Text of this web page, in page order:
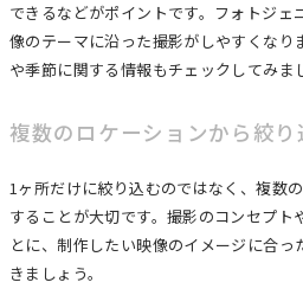
できるなどがポイントです。フォトジェ
像のテーマに沿った撮影がしやすくなり
や季節に関する情報もチェックしてみま
複数のロケーションから絞り
1ヶ所だけに絞り込むのではなく、複数
することが大切です。撮影のコンセプト
とに、制作したい映像のイメージに合
きましょう。